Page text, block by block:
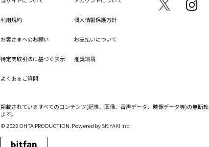
利用規約 個人情報保護方針
お客さまへのお願い お支払いについて
特定商取引法に基づく表示 推奨環境
よくあるご質問
掲載されているすべてのコンテンツ(記事、画像、音声データ、映像データ等)の無断
ます。
© 2026 OHTA PRODUCTION. Powered bySKIYAKI Inc.